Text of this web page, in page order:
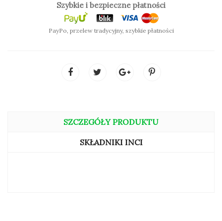
Szybkie i bezpieczne płatności
PayPo, przelew tradycyjny, szybkie płatności
SZCZEGÓŁY PRODUKTU
SKŁADNIKI INCI